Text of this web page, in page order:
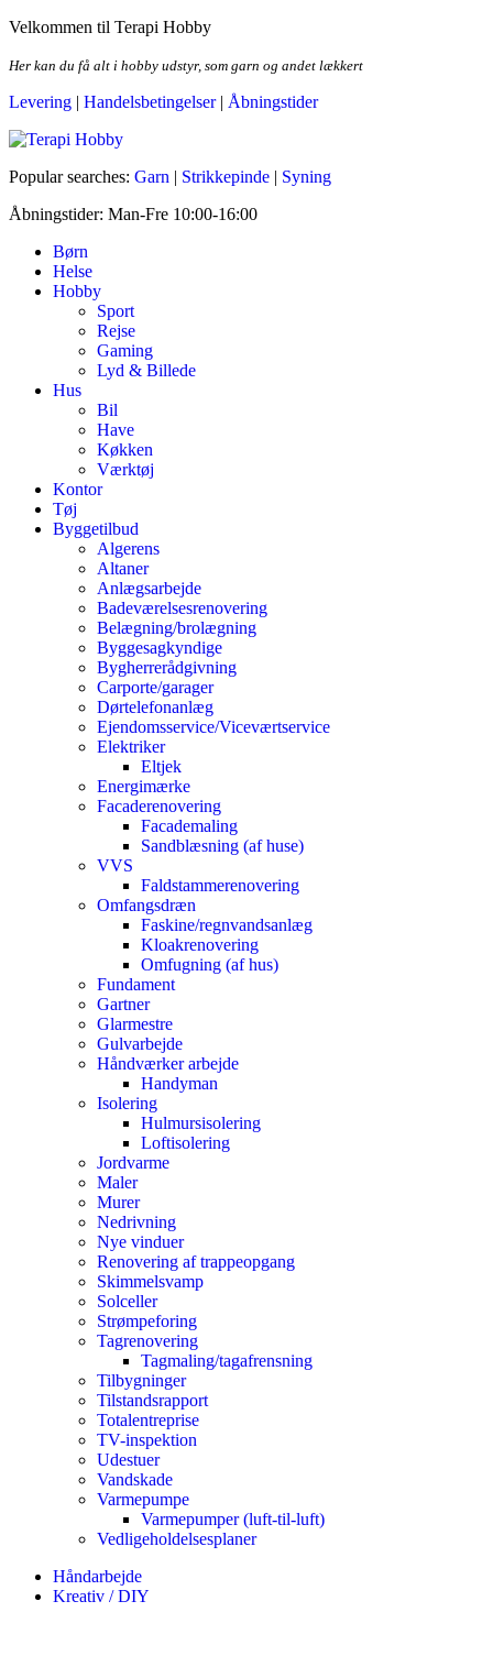
Skip
the
Velkommen til Terapi Hobby
Her kan du få alt i hobby udstyr, som garn og andet lækkert
Levering | Handelsbetingelser| Åbningstider
Terapi Hobby
Popular searches: Garn | Strikkepinde | Syning
Åbningstider: Man-Fre 10:00-16:00
Børn
Helse
Hobby
Sport
Rejse
Gaming
Lyd & Billede
Hus
Bil
Have
Køkken
Værktøj
Kontor
Tøj
Byggetilbud
Algerens
Altaner
Anlægsarbejde
Badeværelsesrenovering
Belægning/brolægning
Byggesagkyndige
Bygherrerådgivning
Carporte/garager
Dørtelefonanlæg
Ejendomsservice/Viceværtservice
Elektriker
Eltjek
Energimærke
Facaderenovering
Facademaling
Sandblæsning (af huse)
VVS
Faldstammerenovering
Omfangsdræn
Faskine/regnvandsanlæg
Kloakrenovering
Omfugning (af hus)
Fundament
Gartner
Glarmestre
Gulvarbejde
Håndværker arbejde
Handyman
Isolering
Hulmursisolering
Loftisolering
Jordvarme
Maler
Murer
Nedrivning
Nye vinduer
Renovering af trappeopgang
Skimmelsvamp
Solceller
Strømpeforing
Tagrenovering
Tagmaling/tagafrensning
Tilbygninger
Tilstandsrapport
Totalentreprise
TV-inspektion
Udestuer
Vandskade
Varmepumpe
Varmepumper (luft-til-luft)
Vedligeholdelsesplaner
Håndarbejde
Kreativ / DIY